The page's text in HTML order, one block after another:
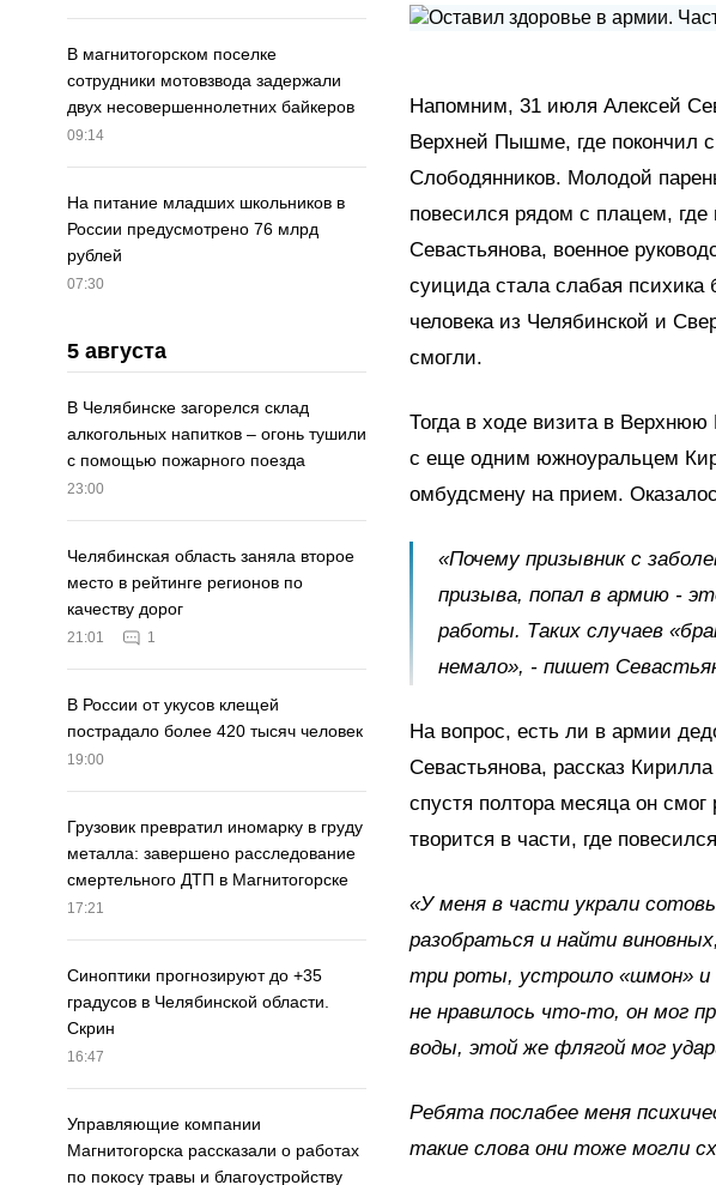
В магнитогорском поселке
сотрудники мотовзвода задержали
двух несовершеннолетних байкеров
09:14
На питание младших школьников в
России предусмотрено 76 млрд
рублей
07:30
5 августа
В Челябинске загорелся склад
алкогольных напитков – огонь тушили
с помощью пожарного поезда
23:00
Челябинская область заняла второе
место в рейтинге регионов по
качеству дорог
21:01 1
В России от укусов клещей
пострадало более 420 тысяч человек
19:00
Грузовик превратил иномарку в груду
металла: завершено расследование
смертельного ДТП в Магнитогорске
17:21
Синоптики прогнозируют до +35
градусов в Челябинской области.
Скрин
16:47
Управляющие компании
Магнитогорска рассказали о работах
по покосу травы и благоустройству
Напомним, 31 июля Алексей
Верхней Пышме, где покончил
Слободянников. Молодой
повесился рядом с плацем, где
Севастьянова, военное
суицида стала слабая
человека из Челябинской и
смогли.
Тогда в ходе визита в
с еще одним южноуральцем
омбудсмену на прием.
«Почему призывник с
призыва, попал в армию -
работы. Таких случаев
немало», - пишет
На вопрос, есть ли в армии
Севастьянова, рассказ
спустя полтора месяца он
творится в части, где
«У меня в части украли
разобраться и найти
три роты, устроило «шмон» и
не нравилось что-то, он мог
воды, этой же флягой мог
Ребята послабее меня
такие слова они тоже могли